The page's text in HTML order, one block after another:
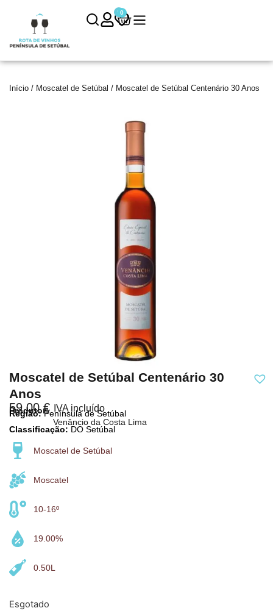
00
Início / Moscatel de Setúbal / Moscatel de Setúbal Centenário 30 Anos
Moscatel de Setúbal Centenário 30
Anos
59,00€ IVA incluído
Venâncio da Costa Lima
Produtor:
Região:Península de Setúbal
Classificação: DO Setúbal
Moscatel de Setúbal
Moscatel
10-16º
19.00%
0.50L
Esgotado